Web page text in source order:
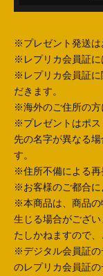
※プレゼント発送は
※レプリカ会員証に
※レプリカ会員証に
だきます。
※海外のご住所の方
※プレゼントはポス
先の名字が異なる
す。
※住所不備による再
※お客様のご都合に
※本商品は、商品の
生じる場合がござ
たしかねますので、
※デジタル会員証の
のレプリカ会員証の